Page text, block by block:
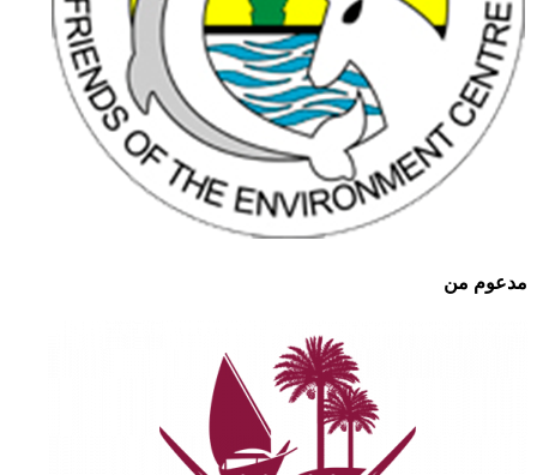
مدعوم من